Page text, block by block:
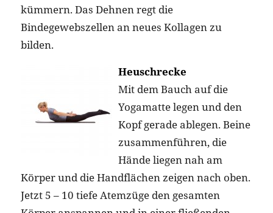
kümmern. Das Dehnen regt die
Bindegewebszellen an neues Kollagen zu
bilden.
Heuschrecke
Mit dem Bauch auf die
Yogamatte legen und den
Kopf gerade ablegen. Beine
zusammenführen, die
Hände liegen nah am
Körper und die Handflächen zeigen nach oben.
Jetzt 5 – 10 tiefe Atemzüge den gesamten